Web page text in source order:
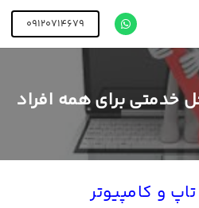
09120714679
خدمتی برای همه افراد
و کامپیوتر